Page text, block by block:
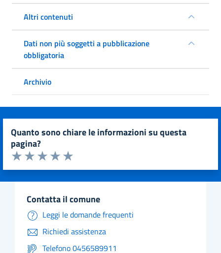
Altri contenuti
Dati non più soggetti a pubblicazione
obbligatoria
Archivio
quanto sono chiare le informazioni su questa
pagina?
Valuta da 1 a 5 stelle la pagina
Valuta 5 stelle su 5
Valuta 4 stelle su 5
Valuta 3 stelle su 5
Valuta 2 stelle su 5
Valuta 1 stelle su 5
contatta il comune
Leggi le domande frequenti
Richiedi assistenza
Telefono 0456589911